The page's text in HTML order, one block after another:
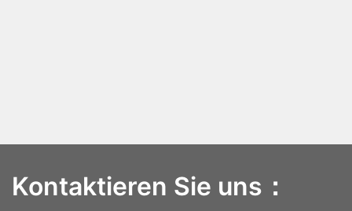
Kontaktieren Sie uns：